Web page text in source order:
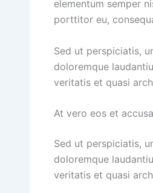
elementum semper
porttitor eu,
Sed ut perspiciatis,
doloremque
veritatis et quasi
At vero eos et
Sed ut perspiciatis,
doloremque
veritatis et quasi